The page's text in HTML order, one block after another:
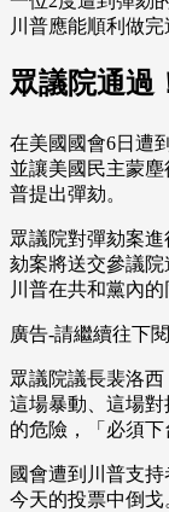
川普應能順利做完
眾議院通過
在美國國會6日遭
並讓美國民主蒙塵
普提出彈劾。
眾議院對彈劾案
劾案將送交參議
川普在共和黨內的
廣告-請繼續往下
眾議院議長裴洛西
這場暴動、這場
的危險，「必須下
國會遭到川普支
今天的投票中倒